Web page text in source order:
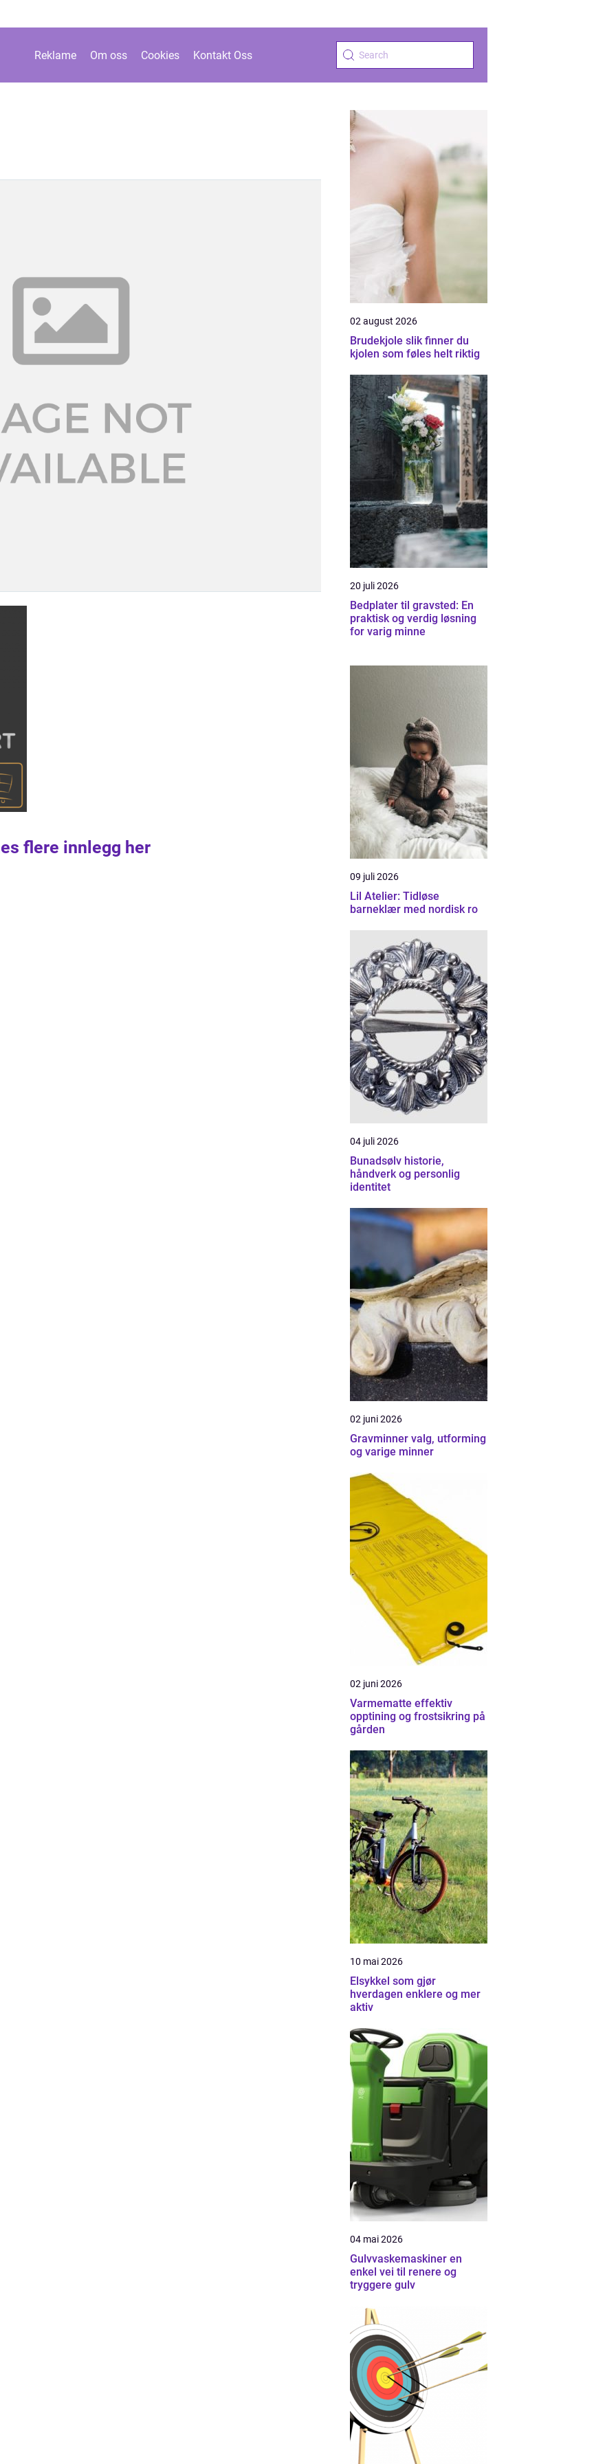
Reklame Om oss Cookies Kontakt Oss
flere innlegg her
02 august 2026
Brudekjole slik finner du
kjolen som føles helt riktig
20 juli 2026
Bedplater til gravsted: En
praktisk og verdig løsning
for varig minne
09 juli 2026
Lil Atelier: Tidløse
barneklær med nordisk ro
04 juli 2026
Bunadsølv historie,
håndverk og personlig
identitet
02 juni 2026
Gravminner valg, utforming
og varige minner
02 juni 2026
Varmematte effektiv
opptining og frostsikring på
gården
10 mai 2026
Elsykkel som gjør
hverdagen enklere og mer
aktiv
04 mai 2026
Gulvvaskemaskiner en
enkel vei til renere og
tryggere gulv